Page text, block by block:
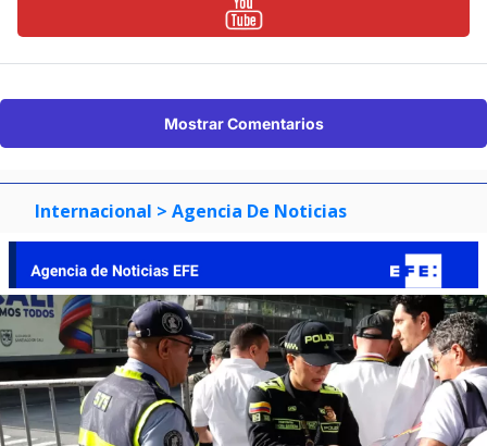
Mostrar Comentarios
Internacional > Agencia De Noticias